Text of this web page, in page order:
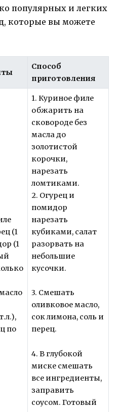
популярных и легких
которые вы можете
Способ
приготовления
(1
(1
по
1. Куриное филе
обжарить на
сковороде без
масла до
золотистой
корочки,
нарезать
ломтиками.
2. Огурец и
помидор
нарезать
кубиками, салат
разорвать на
небольшие
кусочки.
3. Смешать
оливковое масло,
сок лимона, соль и
перец.
4. В глубокой
миске смешать
все ингредиенты,
заправить
соусом. Готовый